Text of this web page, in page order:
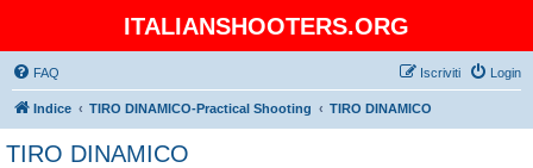
ITALIANSHOOTERS.ORG
FAQ Login
Iscriviti
Indice TIRO DINAMICO-Practical Shooting TIRO DINAMICO
TIRO DINAMICO